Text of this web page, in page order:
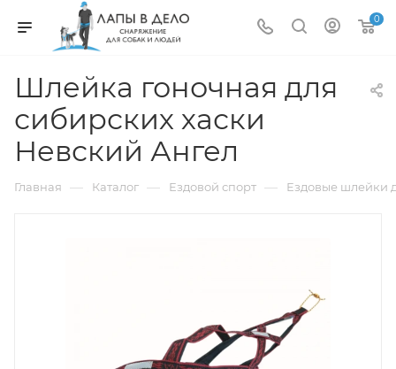
0
Шлейка гоночная для
сибирских хаски
Невский Ангел
Главная — Каталог — Ездовой спорт — Ездовые шлейки